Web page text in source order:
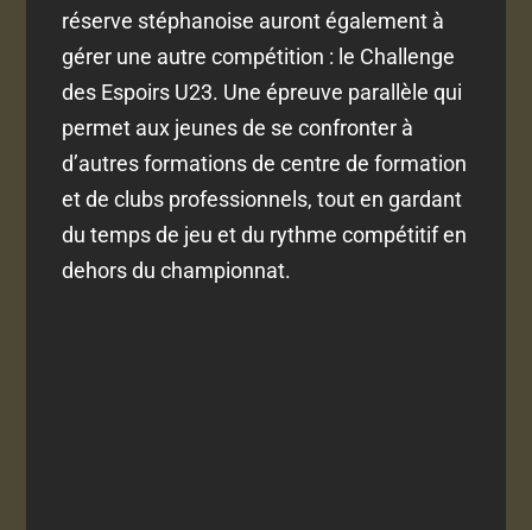
réserve stéphanoise auront également à
gérer une autre compétition : le Challenge
des Espoirs U23. Une épreuve parallèle qui
permet aux jeunes de se confronter à
d’autres formations de centre de formation
et de clubs professionnels, tout en gardant
du temps de jeu et du rythme compétitif en
dehors du championnat.